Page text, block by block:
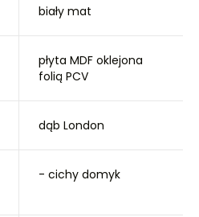
biały mat
płyta MDF oklejona
folią PCV
dąb London
- cichy domyk